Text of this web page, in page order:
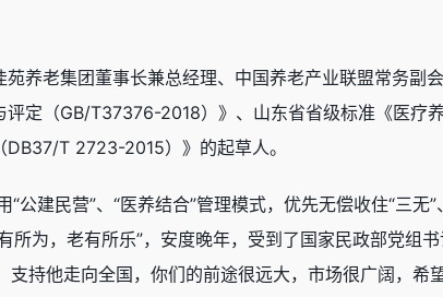
养老集团董事长兼总经理、中国养老产业联盟常务副
评定（GB/T37376-2018）》、山东省省级标准《医
T 2723-2015）》的起草人。
公建民营”、“医养结合”管理模式，优先无偿收住“三
所为，老有所乐”，安度晚年，受到了国家民政部党组
支持他走向全国，你们的前途很远大，市场很广阔，